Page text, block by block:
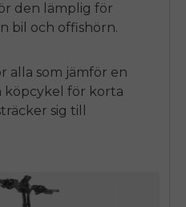
den lämplig för
bil och offishörn.
alla som jämför en
köpcykel för korta
sig till